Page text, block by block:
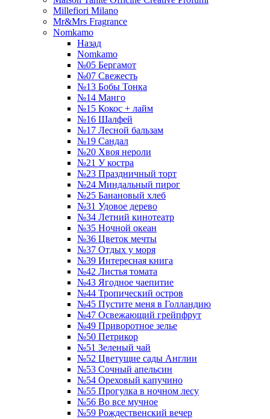
Millefiori Milano
Mr&Mrs Fragrance
Nomkamo
Назад
Nomkamo
№05 Бергамот
№07 Свежесть
№13 Бобы Тонка
№14 Манго
№15 Кокос + лайм
№16 Шалфей
№17 Лесной бальзам
№19 Сандал
№20 Хвоя нероли
№21 У костра
№23 Праздничный торт
№24 Миндальный пирог
№25 Банановый хлеб
№31 Удовое дерево
№34 Летний кинотеатр
№35 Ночной океан
№36 Цветок мечты
№37 Отдых у моря
№39 Интересная книга
№42 Листья томата
№43 Ягодное чаепитие
№44 Тропический остров
№45 Пустите меня в Голландию
№47 Освежающий грейпфрут
№49 Приворотное зелье
№50 Петрикор
№51 Зеленый чай
№52 Цветущие сады Англии
№53 Сочный апельсин
№54 Ореховый капучино
№55 Прогулка в ночном лесу
№56 Во все мучное
№59 Рождественский вечер